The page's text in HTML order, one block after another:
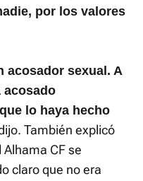
por los valores
acosador sexual. A
acosado
lo haya hecho
También explicó
CF se
claro que no era